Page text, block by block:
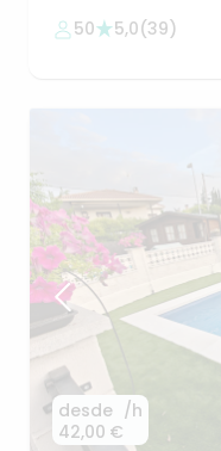
50
5,0(39)
desde
42,00 €
/h